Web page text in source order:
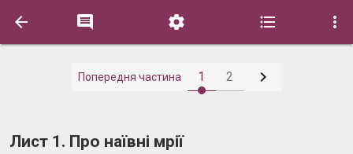
    
Попередня частина 1 2 
Лист 1. Про наївні мрії